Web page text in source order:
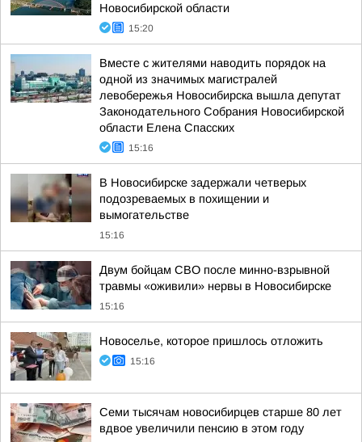
Новосибирской области
15:20
Вместе с жителями наводить порядок на
одной из значимых магистралей
левобережья Новосибирска вышла депутат
Законодательного Собрания Новосибирской
области Елена Спасских
15:16
В Новосибирске задержали четверых
подозреваемых в похищении и
вымогательстве
15:16
Двум бойцам СВО после минно-взрывной
травмы «оживили» нервы в Новосибирске
15:16
Новоселье, которое пришлось отложить
15:16
Семи тысячам новосибирцев старше 80 лет
вдвое увеличили пенсию в этом году